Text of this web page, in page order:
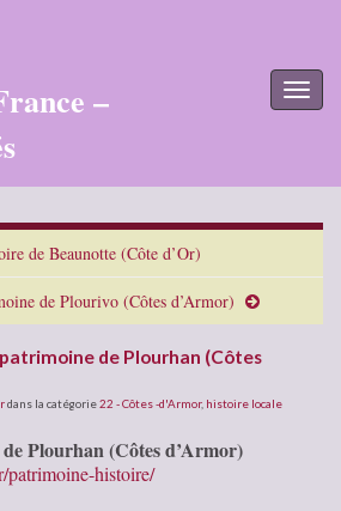
–
de Beaunotte (Côte d’Or)
de Plourivo (Côtes d’Armor)
de Plourhan (Côtes
dans la catégorie22 - Côtes -d'Armor, histoire locale
Plourhan (Côtes d’Armor)
histoire/